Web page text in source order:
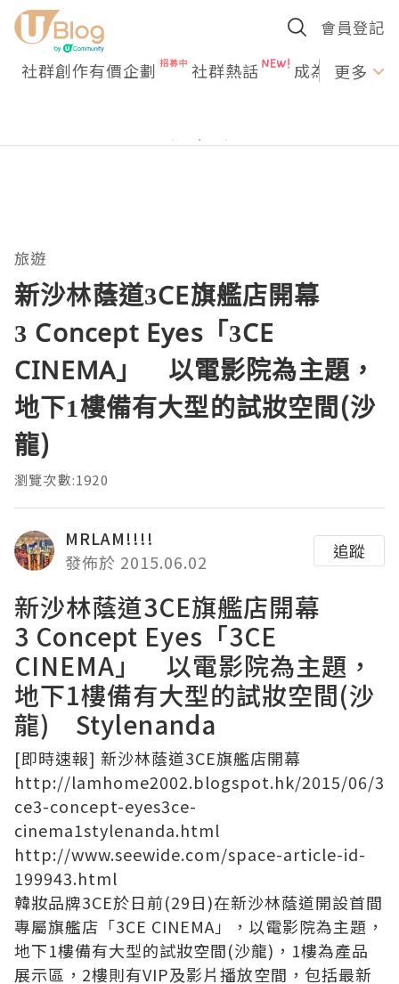
會員登記
社群創作有價企劃 社群熱話 成為U更多
旅遊
新沙林蔭道3CE旗艦店開幕
3 Concept Eyes「3CE
CINEMA」 以電影院為主題，
地下1樓備有大型的試妝空間(沙
龍)
瀏覽次數:1920
MRLAM!!!!
發佈於 2015.06.02
追蹤
新沙林蔭道3CE旗艦店開幕
3 Concept Eyes「3CE
CINEMA」 以電影院為主題，
地下1樓備有大型的試妝空間(沙
龍) Stylenanda
[即時速報] 新沙林蔭道3CE旗艦店開幕
http://lamhome2002.blogspot.hk/2015/06/3
ce3-concept-eyes3ce-
cinema1stylenanda.html
http://www.seewide.com/space-article-id-
199943.html
韓妝品牌3CE於日前(29日)在新沙林蔭道開設首間
專屬旗艦店「3CE CINEMA」，以電影院為主題，
地下1樓備有大型的試妝空間(沙龍)，1樓為產品
展示區，2樓則有VIP及影片播放空間，包括最新